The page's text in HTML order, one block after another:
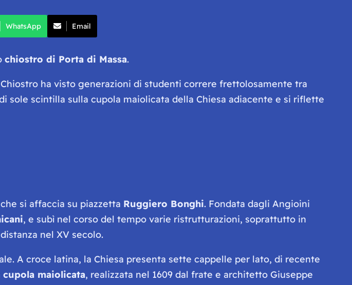
WhatsApp Email
chiostro di Porta di Massa.
Chiostro ha visto generazioni di studenti correre frettolosamente tra
sole scintilla sulla cupola maiolicata della Chiesa adiacente e si riflette
si affaccia su piazzetta Ruggiero Bonghi. Fondata dagli Angioini
, e subì nel corso del tempo varie ristrutturazioni, soprattutto in
nel XV secolo.
A croce latina, la Chiesa presenta sette cappelle per lato, di recente
cupola maiolicata, realizzata nel 1609 dal frate e architetto Giuseppe